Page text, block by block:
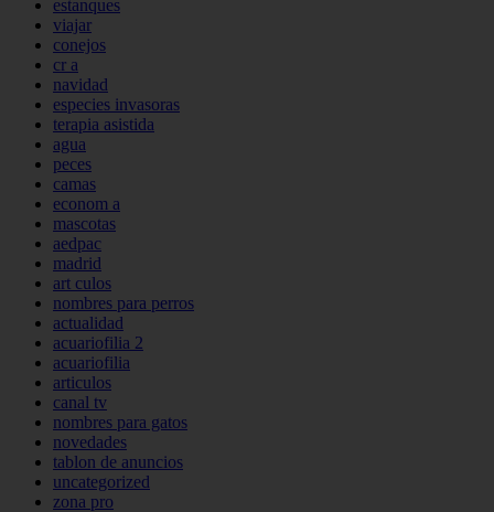
estanques
viajar
conejos
cr a
navidad
especies invasoras
terapia asistida
agua
peces
camas
econom a
mascotas
aedpac
madrid
art culos
nombres para perros
actualidad
acuariofilia 2
acuariofilia
articulos
canal tv
nombres para gatos
novedades
tablon de anuncios
uncategorized
zona pro